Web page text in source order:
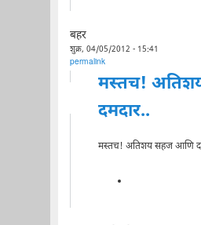
बहर
शुक्र, 04/05/2012 - 15:41
permalink
मस्तच!
दमदार..
मस्तच! अतिशय सहज आणि